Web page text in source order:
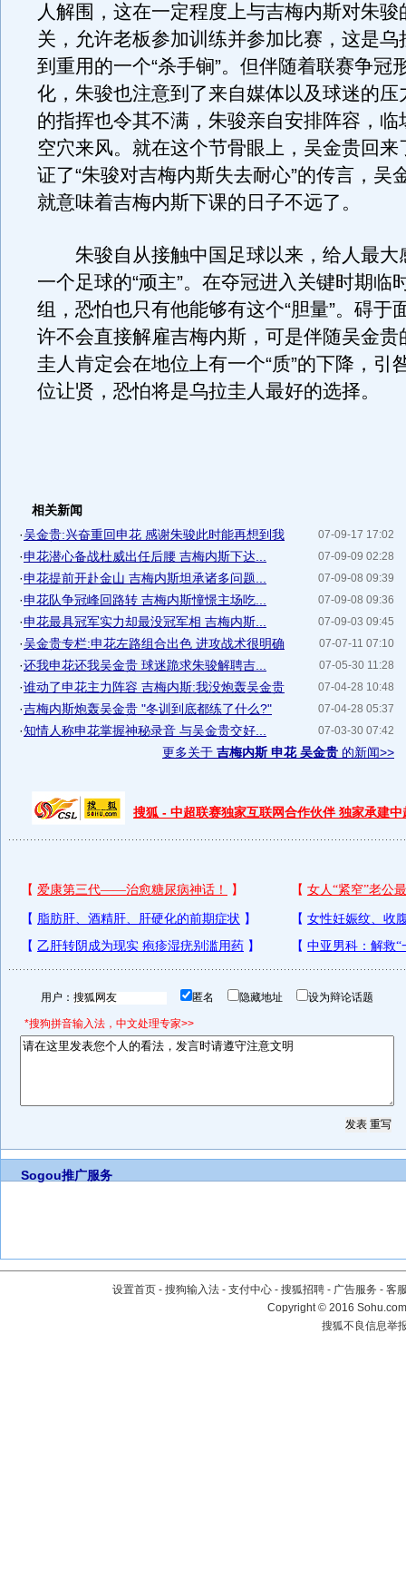
人解围，这在一定程度上与吉梅内斯对朱骏
关，允许老板参加训练并参加比赛，这是乌
到重用的一个“杀手锏”。但伴随着联赛争冠
化，朱骏也注意到了来自媒体以及球迷的压
的指挥也令其不满，朱骏亲自安排阵容，临
空穴来风。就在这个节骨眼上，吴金贵回来
证了“朱骏对吉梅内斯失去耐心”的传言，吴
就意味着吉梅内斯下课的日子不远了。
朱骏自从接触中国足球以来，给人最大
一个足球的“顽主”。在夺冠进入关键时期临
组，恐怕也只有他能够有这个“胆量”。碍于
许不会直接解雇吉梅内斯，可是伴随吴金贵
圭人肯定会在地位上有一个“质”的下降，引
位让贤，恐怕将是乌拉圭人最好的选择。
相关新闻
07-09-17 17:02
·吴金贵:兴奋重回申花 感谢朱骏此时能再想到我
07-09-09 02:28
·申花潜心备战杜威出任后腰 吉梅内斯下达...
07-09-08 09:39
·申花提前开赴金山 吉梅内斯坦承诸多问题...
07-09-08 09:36
·申花队争冠峰回路转 吉梅内斯憧憬主场吃...
07-09-03 09:45
·申花最具冠军实力却最没冠军相 吉梅内斯...
07-07-11 07:10
·吴金贵专栏:申花左路组合出色 进攻战术很明确
07-05-30 11:28
·还我申花还我吴金贵 球迷跪求朱骏解聘吉...
07-04-28 10:48
·谁动了申花主力阵容 吉梅内斯:我没炮轰吴金贵
07-04-28 05:37
·吉梅内斯炮轰吴金贵 "冬训到底都练了什么?"
07-03-30 07:42
·知情人称申花掌握神秘录音 与吴金贵交好...
更多关于 吉梅内斯 申花 吴金贵 的新闻>>
搜狐 - 中超联赛独家互联网合作伙伴 独家承建中
用户： 匿名 隐藏地址 设为辩论话题
*搜狗拼音输入法，中文处理专家>>
Sogou推广服务
设置首页 - 搜狗输入法 - 支付中心 - 搜狐招聘 - 广告服务 - 客
Copyright©2016
搜狐不良信息举